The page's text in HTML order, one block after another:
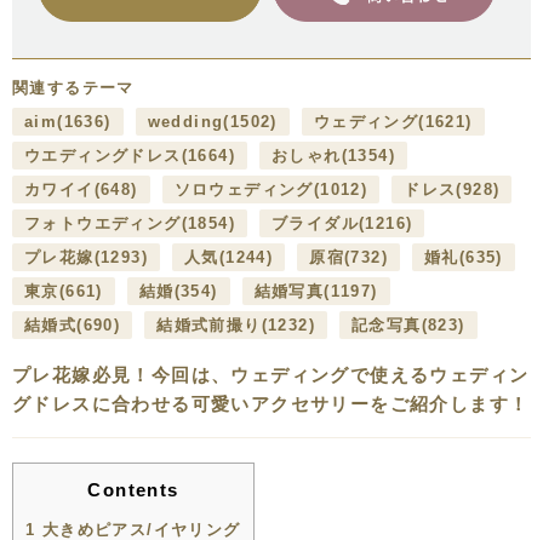
関連するテーマ
aim(1636) wedding(1502) ウェディング(1621)
ウエディングドレス (1664) おしゃれ(1354)
カワイイ (648) ソロウェディング(1012) ドレス(928)
フォトウエディング(1854) ブライダル(1216)
プレ花嫁(1293) 人気(1244) 原宿(732) 婚礼(635)
東京(661) 結婚(354) 結婚写真(1197)
結婚式(690) 結婚式前撮り (1232) 記念写真(823)
プレ花嫁必見！今回は、ウェディングで使えるウェディン
グドレスに合わせる可愛いアクセサリーをご紹介します！
Contents
1 大きめピアス/イヤリング